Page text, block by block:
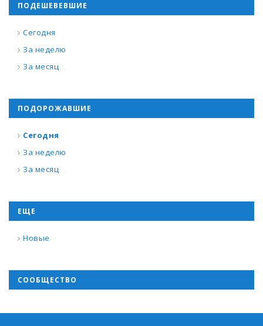
ПОДЕШЕВЕВШИЕ
Сегодня
За неделю
За месяц
ПОДОРОЖАВШИЕ
Сегодня
За неделю
За месяц
ЕЩЕ
Новые
СООБЩЕСТВО